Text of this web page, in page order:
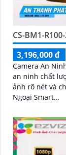
CS-BM1-
3,196,000 ₫
Camera An
an ninh chất
ảnh rõ nét và chi tiết. nó còn tích hợp
Ngoại Smart...